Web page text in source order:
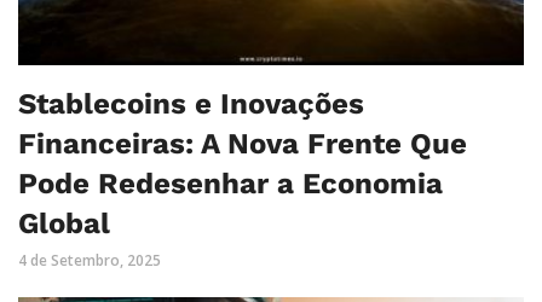
Stablecoins e Inovações
Financeiras: A Nova Frente Que
Pode Redesenhar a Economia
Global
4 de Setembro, 2025